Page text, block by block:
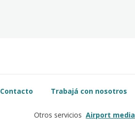
Contacto Trabajá con nosotros
Otros servicios Airport media